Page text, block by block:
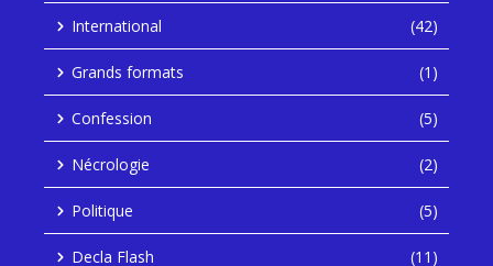
International (42)
Grands formats (1)
Confession (5)
Nécrologie (2)
Politique (5)
Decla Flash (11)